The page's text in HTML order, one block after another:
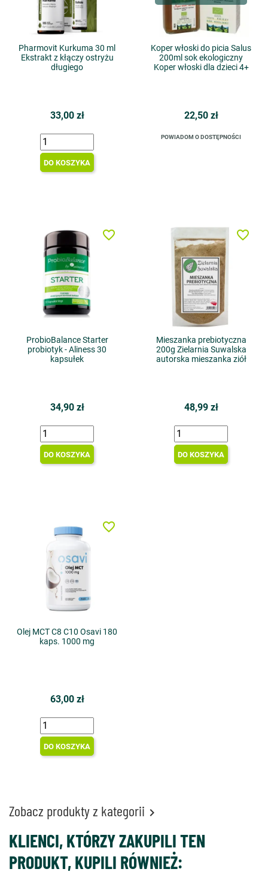
Pharmovit Kurkuma 30 ml
Ekstrakt z kłączy ostryżu
długiego
33,00 zł
DO KOSZYKA
Koper włoski do picia Salus
200ml sok ekologiczny
Koper włoski dla dzieci 4+
22,50 zł
POWIADOM O DOSTĘPNOŚCI
ProbioBalance Starter
probiotyk - Aliness 30
kapsułek
34,90 zł
DO KOSZYKA
favorite_border
Mieszanka prebiotyczna
200g Zielarnia Suwalska
autorska mieszanka ziół
48,99 zł
DO KOSZYKA
favorite_border
Olej MCT C8 C10 Osavi 180
kaps. 1000 mg
63,00 zł
DO KOSZYKA
favorite_border
Zobacz produkty z kategorii 
KLIENCI, KTÓRZY ZAKUPILI TEN
PRODUKT, KUPILI RÓWNIEŻ: